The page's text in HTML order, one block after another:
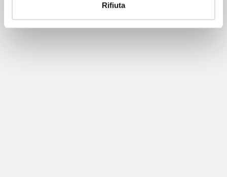
Rifiuta